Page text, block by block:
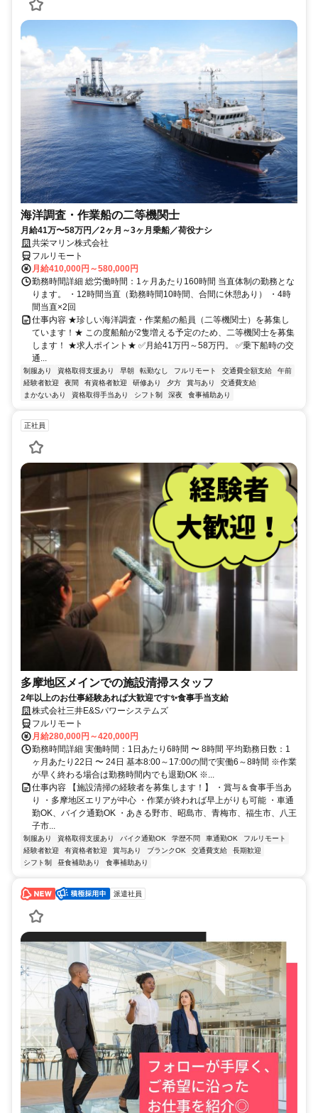
海洋調査・作業船の二等機関士
月給41万〜58万円／2ヶ月～3ヶ月乗船／荷役ナシ
共栄マリン株式会社
フルリモート
月給410,000円～580,000円
勤務時間詳細 総労働時間：1ヶ月あたり160時間 当直体制の勤務とな
ります。 ・12時間当直（勤務時間10時間、合間に休憩あり） ・4時
間当直×2回
仕事内容 ★珍しい海洋調査・作業船の船員（二等機関士）を募集し
ています！★ この度船舶が2隻増える予定のため、二等機関士を募集
します！ ★求人ポイント★ ✅月給41万円～58万円。 ✅乗下船時の交
通...
制服あり 資格取得支援あり 早朝 転勤なし フルリモート 交通費全額支給
午前
経験者歓迎
夜間 有資格者歓迎 研修あり 夕方 賞与あり
交通費支給
まかないあり
資格取得手当あり シフト制 深夜 食事補助あり
正社員
多摩地区メインでの施設清掃スタッフ
2年以上のお仕事経験あれば大歓迎です✨食事手当支給
株式会社三井E&Sパワーシステムズ
フルリモート
月給280,000円～420,000円
勤務時間詳細 実働時間：1日あたり6時間 〜 8時間 平均勤務日数：1
ヶ月あたり22日 〜 24日 基本8:00～17:00の間で実働6～8時間 ※作業
が早く終わる場合は勤務時間内でも退勤OK ※...
仕事内容 【施設清掃の経験者を募集します！】 ・賞与＆食事手当あ
り ・多摩地区エリアが中心 ・作業が終われば早上がりも可能 ・車通
勤OK、バイク通勤OK ・あきる野市、昭島市、青梅市、福生市、八王
子市...
制服あり 資格取得支援あり バイク通勤OK 学歴不問 車通勤OK
フルリモート
経験者歓迎
有資格者歓迎 賞与あり ブランクOK 交通費支給
長期歓迎
シフト制
昼食補助あり 食事補助あり
派遣社員